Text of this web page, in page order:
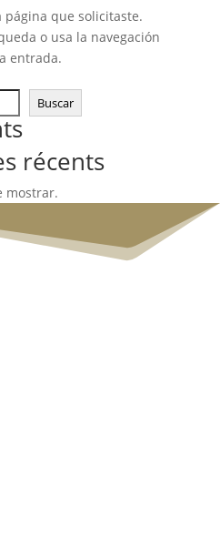
que solicitaste.
o usa la navegación
entrada.
Buscar
récents
mostrar.